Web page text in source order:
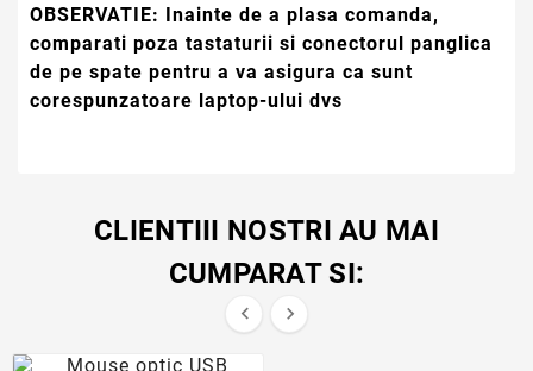
OBSERVATIE: Inainte de a plasa comanda,
comparati poza tastaturii si conectorul panglica
de pe spate pentru a va asigura ca sunt
corespunzatoare laptop-ului dvs
CLIENTIII NOSTRI AU MAI
CUMPARAT SI:
 